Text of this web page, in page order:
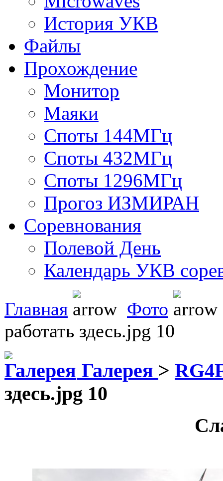
История УКВ
Файлы
Прохождение
Монитор
Маяки
Споты 144МГц
Споты 432МГц
Споты 1296МГц
Прогоз ИЗМИРАН
Соревнования
Полевой День
Календарь УКВ
Главная
Фото
работать здесь.jpg 10
Галерея >
здесь.jpg 10